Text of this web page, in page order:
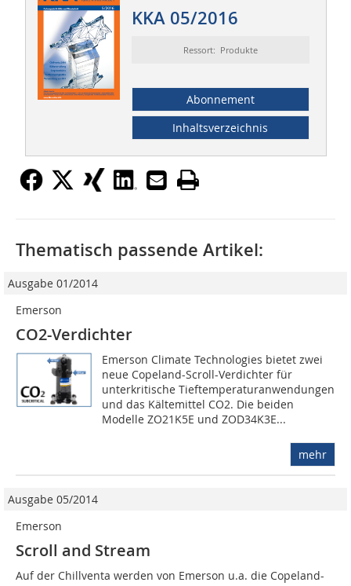
KKA 05/2016
Ressort: Produkte
Abonnement
Inhaltsverzeichnis
Thematisch passende Artikel:
Ausgabe 01/2014
Emerson
CO2-Verdichter
Emerson Climate Technologies bietet zwei
neue Copeland-Scroll­-Verdichter für
unterkritische Tieftemperaturanwendungen
und das Kältemittel CO2. Die beiden
Modelle ZO21K5E und ZOD34K3E...
mehr
Ausgabe 05/2014
Emerson
Scroll and Stream
Auf der Chillventa werden von Emerson u.a. die Copeland-